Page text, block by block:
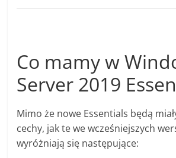
Co mamy w
Server 2019
Mimo że nowe Essentials będą
cechy, jak te we wcześniejszych
wyróżniają się następujące: